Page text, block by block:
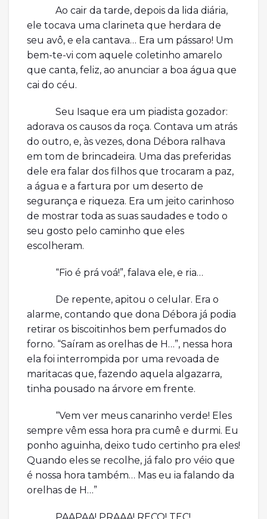
Ao cair da tarde, depois da lida diária,
ele tocava uma clarineta que herdara de
seu avô, e ela cantava… Era um pássaro! Um
bem-te-vi com aquele coletinho amarelo
que canta, feliz, ao anunciar a boa água que
cai do céu.
Seu Isaque era um piadista gozador:
adorava os causos da roça. Contava um atrás
do outro, e, às vezes, dona Débora ralhava
em tom de brincadeira. Uma das preferidas
dele era falar dos filhos que trocaram a paz,
a água e a fartura por um deserto de
segurança e riqueza. Era um jeito carinhoso
de mostrar toda as suas saudades e todo o
seu gosto pelo caminho que eles
escolheram.
“Fio é prá voá!”, falava ele, e ria…
De repente, apitou o celular. Era o
alarme, contando que dona Débora já podia
retirar os biscoitinhos bem perfumados do
forno. “Saíram as orelhas de H…”, nessa hora
ela foi interrompida por uma revoada de
maritacas que, fazendo aquela algazarra,
tinha pousado na árvore em frente.
“Vem ver meus canarinho verde! Eles
sempre vêm essa hora pra cumê e durmi. Eu
ponho aguinha, deixo tudo certinho pra eles!
Quando eles se recolhe, já falo pro véio que
é nossa hora também… Mas eu ia falando da
orelhas de H…”